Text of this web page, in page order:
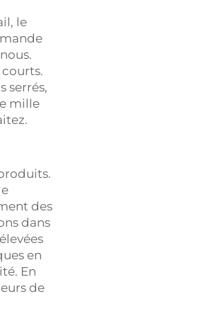
le
serrés,
mille
des
dans
en
En
de